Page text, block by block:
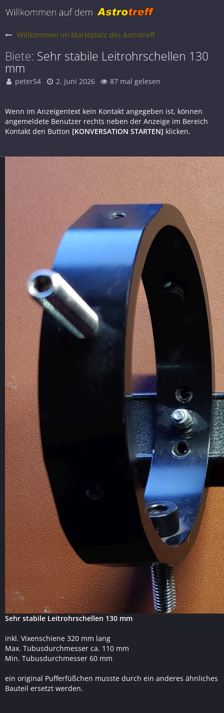
Willkommen im Marktplatz des Astrotreff
Biete Sehr stabile Leitrohrschellen 130
mm
peter54 2. Juni 2026 87 mal gelesen
Wenn im Anzeigentext kein Kontakt angegeben ist, können
angemeldete Benutzer rechts neben der Anzeige im Bereich
Kontakt den Button [KONVERSATION STARTEN] klicken.
Sehr stabile Leitrohrschellen 130 mm
inkl. Vixenschiene 320 mm lang
Max. Tubusdurchmesser ca. 110 mm
Min. Tubusdurchmesser 60 mm
ein original Pufferfüßchen musste durch ein anderes ähnliches
Bauteil ersetzt werden.